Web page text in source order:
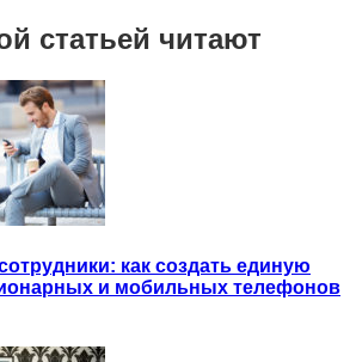
статьей читают
как создать единую
и мобильных телефонов